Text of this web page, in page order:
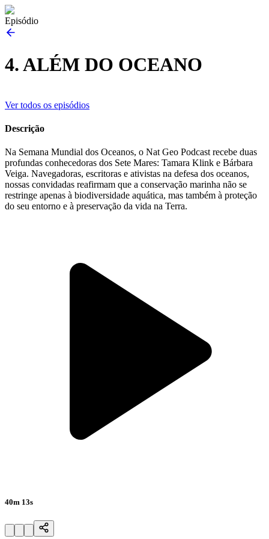
Episódio
4. ALÉM DO OCEANO
Ver todos os episódios
Descrição
Na Semana Mundial dos Oceanos, o Nat Geo Podcast recebe duas
profundas conhecedoras dos Sete Mares: Tamara Klink e Bárbara
Veiga. Navegadoras, escritoras e ativistas na defesa dos oceanos,
nossas convidadas reafirmam que a conservação marinha não se
restringe apenas à biodiversidade aquática, mas também à proteção
do seu entorno e à preservação da vida na Terra.
40m 13s